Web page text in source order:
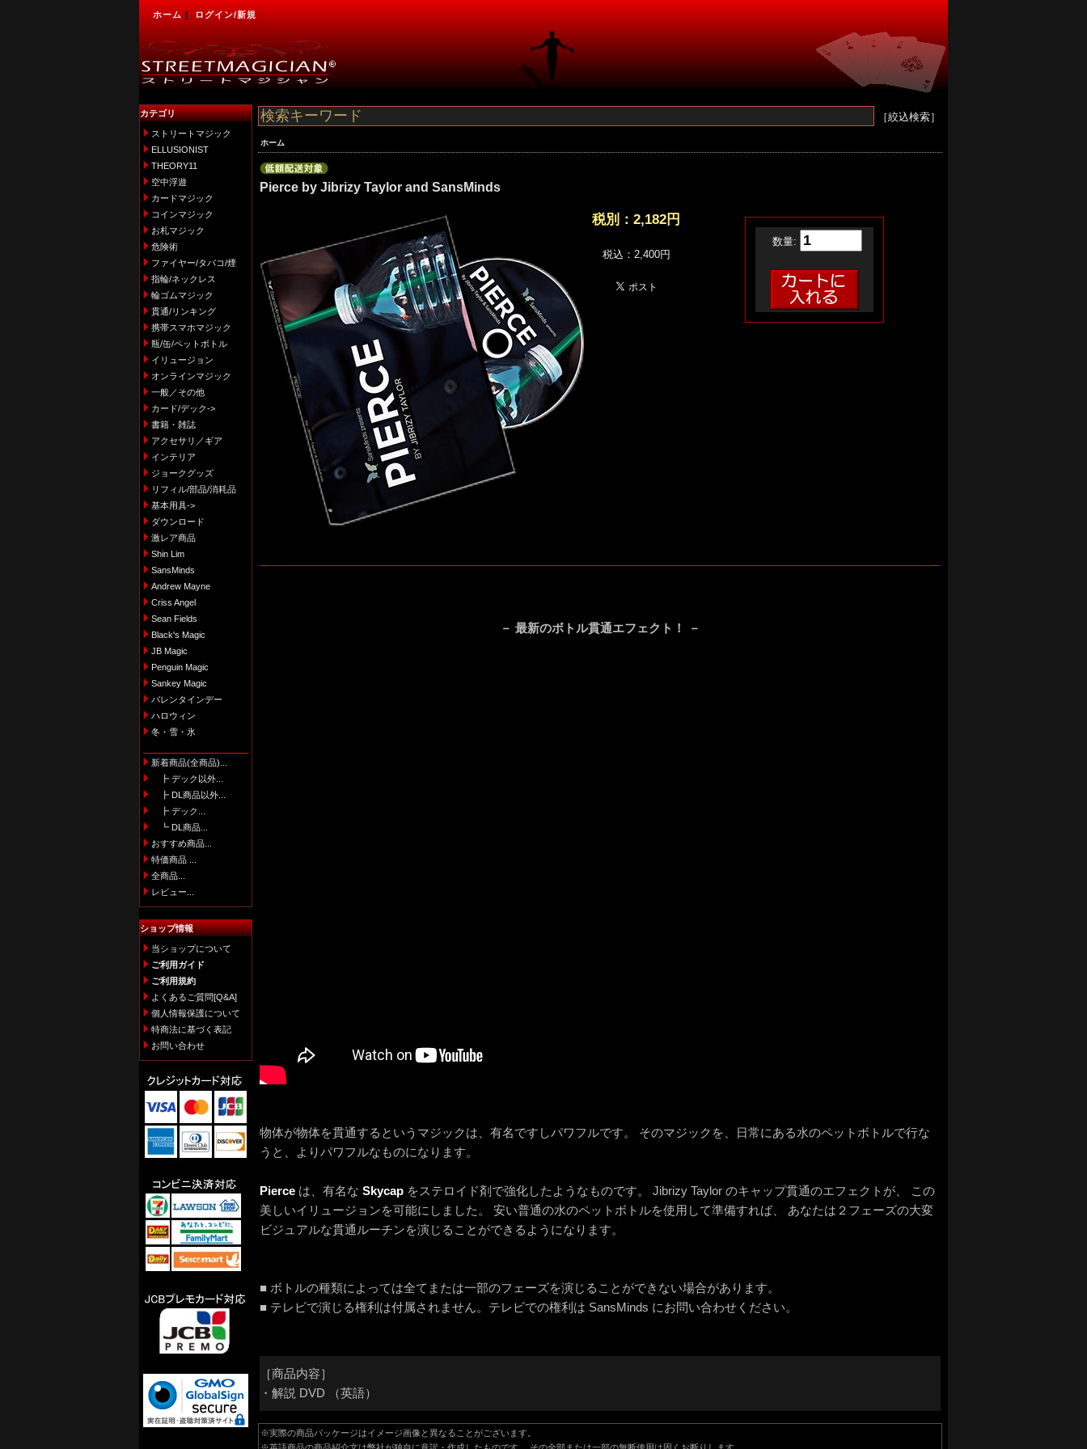
ホーム | ログイン/新規
カテゴリ
ストリートマジック
ELLUSIONIST
THEORY11
空中浮遊
カードマジック
コインマジック
お札マジック
危険術
ファイヤー/タバコ/煙
指輪/ネックレス
輪ゴムマジック
貫通/リンキング
携帯スマホマジック
瓶/缶/ペットボトル
イリュージョン
オンラインマジック
一般／その他
カード/デック->
書籍・雑誌
アクセサリ／ギア
インテリア
ジョークグッズ
リフィル/部品/消耗品
基本用具->
ダウンロード
激レア商品
Shin Lim
SansMinds
Andrew Mayne
Criss Angel
Sean Fields
Black's Magic
JB Magic
Penguin Magic
Sankey Magic
バレンタインデー
ハロウィン
冬・雪・氷
新着商品(全商品)...
┣ デック以外...
┣ DL商品以外...
┣ デック...
┗ DL商品...
おすすめ商品...
特価商品 ...
全商品...
レビュー...
ショップ情報
当ショップについて
ご利用ガイド
ご利用規約
よくあるご質問[Q&A]
個人情報保護について
特商法に基づく表記
お問い合わせ
［絞込検索］
ホーム
Pierce by Jibrizy Taylor and SansMinds
税別： 2,182円
税込：2,400円
数量:
－ 最新のボトル貫通エフェクト！ －
物体が物体を貫通するというマジックは、有名ですしパワフルです。 そのマジックを、日常にある水のペットボトルで行な
うと、よりパワフルなものになります。
Pierce は、有名な Skycap をステロイド剤で強化したようなものです。 Jibrizy Taylor のキャップ貫通のエフェクトが、 この
美しいイリュージョンを可能にしました。 安い普通の水のペットボトルを使用して準備すれば、 あなたは２フェーズの大変
ビジュアルな貫通ルーチンを演じることができるようになります。
■ ボトルの種類によっては全てまたは一部のフェーズを演じることができない場合があります。
■ テレビで演じる権利は付属されません。テレビでの権利は SansMinds にお問い合わせください。
［商品内容］
・解説 DVD （英語）
※実際の商品パッケージはイメージ画像と異なることがございます。